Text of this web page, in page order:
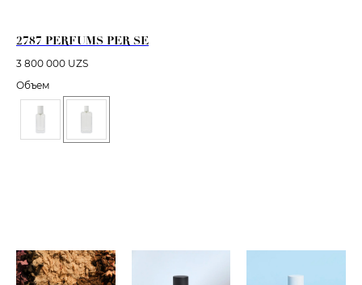
2787 PERFUMS PER SE
3 800 000 UZS
Объем